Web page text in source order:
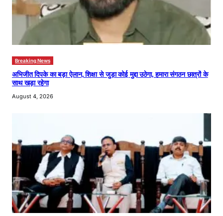
Breaking News
अभिजीत दिपके का बड़ा ऐलान, शिक्षा से जुड़ा कोई मुद्दा उठेगा, हमारा संगठन छात्रों के
साथ खड़ा रहेगा
August 4, 2026